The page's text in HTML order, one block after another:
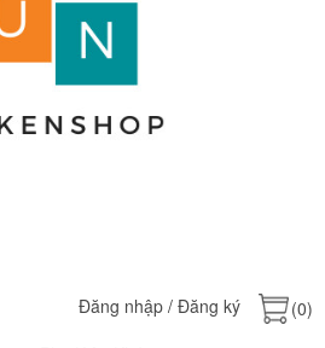
Đăng nhập / Đăng ký
(0)